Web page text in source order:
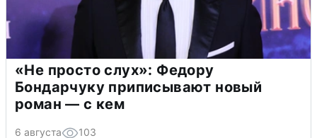
«Не просто слух»: Федору
Бондарчуку приписывают новый
роман — с кем
6 августа 103